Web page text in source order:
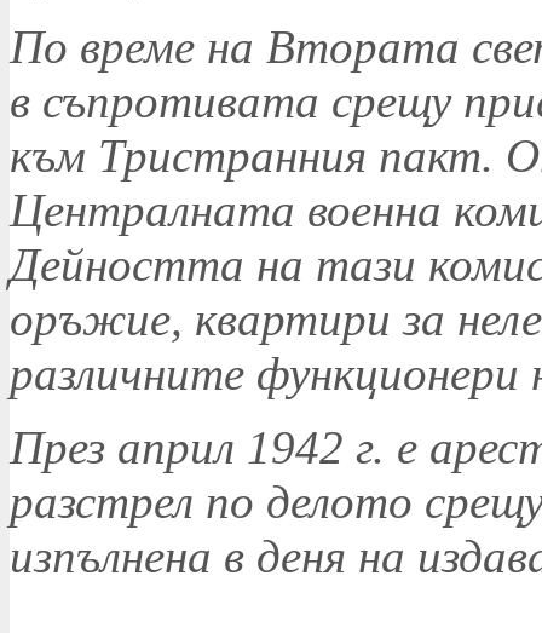
По време на Втората
в съпротивата срещу
към Тристранния пакт.
Централната военна
Дейността на тази
оръжие, квартири за
различните
През април 1942 г. е
разстрел по делото
изпълнена в деня на